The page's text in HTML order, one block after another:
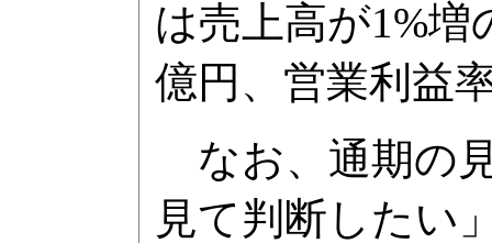
は売上高が1%増
億円、営業利益
なお、通期の
見て判断したい